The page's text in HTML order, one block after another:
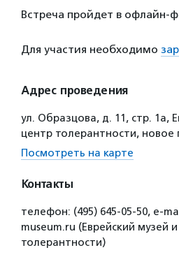
Встреча пройдет в офлайн-
Для участия необходимо
Адрес проведения
ул. Образцова, д. 11, стр. 1а,
центр толерантности, новое
Посмотреть на карте
Контакты
телефон: (495) 645-05-50, e-
museum.ru (Еврейский музей
толерантности)